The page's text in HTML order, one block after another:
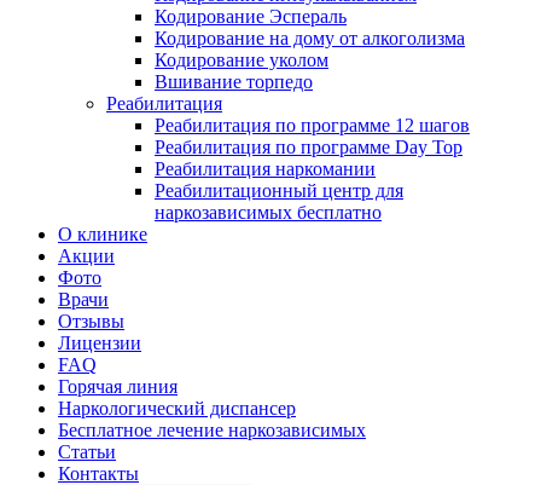
Кодирование Эспераль
Кодирование на дому от алкоголизма
Кодирование уколом
Вшивание торпедо
Реабилитация
Реабилитация по программе 12 шагов
Реабилитация по программе Day Top
Реабилитация наркомании
Реабилитационный центр для
наркозависимых бесплатно
О клинике
Акции
Фото
Врачи
Отзывы
Лицензии
FAQ
Горячая линия
Наркологический диспансер
Бесплатное лечение наркозависимых
Статьи
Контакты